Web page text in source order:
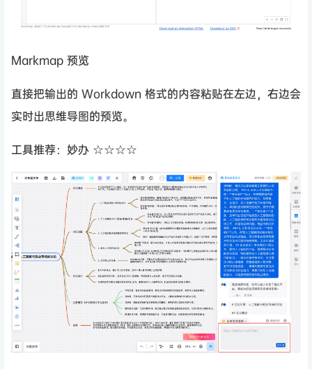
Markmap 预览
直接把输出的 Workdown 格式的内容粘贴在左边，右边会
实时出思维导图的预览。
工具推荐：妙办 ☆☆☆☆